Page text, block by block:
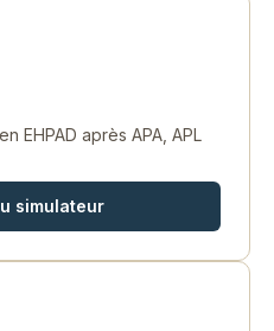
EHPAD après APA, APL
simulateur